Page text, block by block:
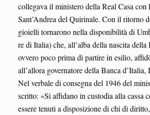
collegava il ministero della Real Casa con
Sant’Andrea del Quirinale. Con il ritorno
gioielli tornarono nella disponibilità di
re di Italia) che, all’alba della nascita della
ovvero poco prima di partire in esilio,
all’allora governatore della Banca
Nel verbale di consegna del 1946 del
scritto: «Si affidano in custodia alla cassa
essere tenuti a disposizione di chi di